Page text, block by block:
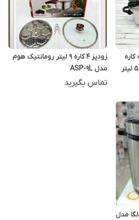
زودپز 4 کاره 9 لیتر رومانتیک هوم
مدل ASP-9L
تماس بگیرید
10 کاره ولگا مدل